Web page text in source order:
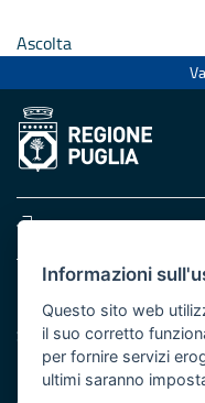
Ascolta
Area riservata
Dipartimento Sviluppo
Struttura speciale
Lungomare Nazario
Informazioni
Questo sito web
il suo corretto
per fornire servizi
ultimi saranno